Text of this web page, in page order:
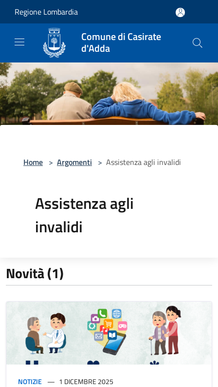
Regione Lombardia
Comune di Casirate
d'Adda
Home > Argomenti > Assistenza agli invalidi
Assistenza agli
invalidi
Novità (1)
NOTIZIE 1 DICEMBRE 2025